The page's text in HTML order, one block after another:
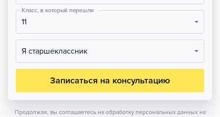
Класс, в который перешли
11
Я старшеклассник
Записаться на консультацию
Продолжая, вы соглашаетесь на обработку персональных данных на